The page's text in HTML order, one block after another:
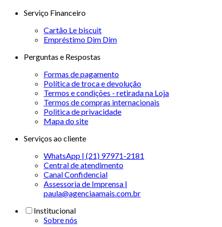
Serviço Financeiro
Cartão Le biscuit
Empréstimo Dim Dim
Perguntas e Respostas
Formas de pagamento
Política de troca e devolução
Termos e condições - retirada na Loja
Termos de compras internacionais
Politica de privacidade
Mapa do site
Serviços ao cliente
WhatsApp | (21) 97971-2181
Central de atendimento
Canal Confidencial
Assessoria de Imprensa |
paula@agenciaamais.com.br
Institucional
Sobre nós